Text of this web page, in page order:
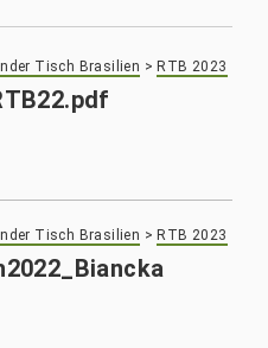
Tisch Brasilien > RTB 2023
Tisch Brasilien > RTB 2023